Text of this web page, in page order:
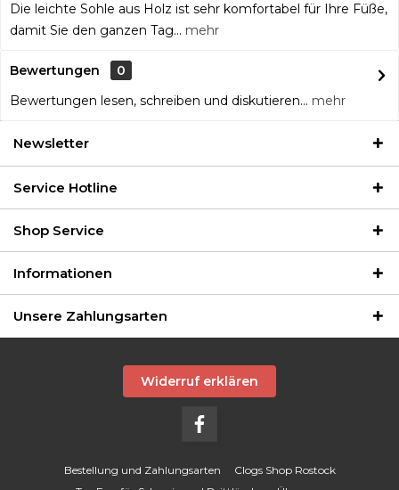
Die leichte Sohle aus Holz ist sehr komfortabel für Ihre Füße,
damit Sie den ganzen Tag... mehr
Bewertungen
0
Bewertungen lesen, schreiben und diskutieren... mehr
Newsletter
Service Hotline
Shop Service
Informationen
Unsere Zahlungsarten
Widerruf erklären
Bestellung und Zahlungsarten
Clogs Shop Rostock